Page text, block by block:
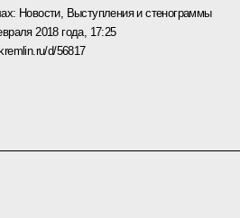
Новости, Выступления и стенограммы
2018 года, 17:25
d/56817